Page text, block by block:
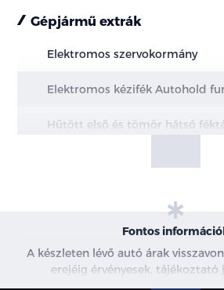
Gépjármű extrák
Elektromos szervokormány
Elektromos kézifék Autohold
Hűtött első és tömör hátsó
20" könnyűfém keréktárcsák
Állítható magasságú biztonsági
Fontos
A készleten lévő autó árak
erejéig érvényesek, tájékoztató
minősülnek ajánlattételnek, a képek